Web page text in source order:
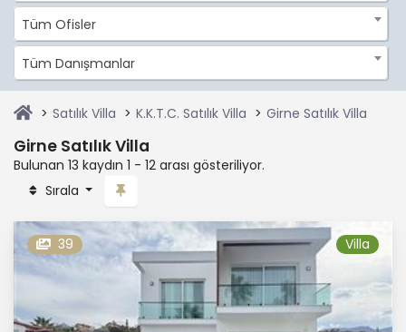
Tüm Ofisler
Tüm Danışmanlar
Satılık Villa K.K.T.C. Satılık Villa Girne Satılık Villa
Girne Satılık Villa
Bulunan 13 kaydın 1 - 12 arası gösteriliyor.
Sırala
39 Villa